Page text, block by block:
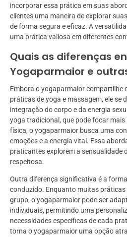
incorporar essa prática em suas
clientes uma maneira de explorar
de forma segura e eficaz. A
uma prática valiosa em diferentes
Quais as diferenças
Yogaparmaior e
Embora o yogaparmaior compartilhe
práticas de yoga e massagem, ele se
integração do corpo e da energia
yoga tradicional, que pode focar
física, o yogaparmaior busca uma
emoções e a energia vital. Essa
praticantes explorem a sensualidade
respeitosa.
Outra diferença significativa é a
conduzido. Enquanto muitas práticas
grupo, o yogaparmaior pode ser
individuais, permitindo uma
necessidades específicas de cada
torna o yogaparmaior uma opção